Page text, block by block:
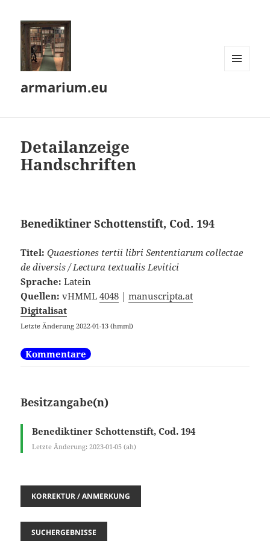
armarium.eu
Detailanzeige
Handschriften
Benediktiner Schottenstift, Cod. 194
Titel:Quaestiones tertii libri Sententiarum collectae
de diversis / Lectura textualis Levitici
Sprache:Latein
Quellen:vHMML4048 |manuscripta.at
Digitalisat
Letzte Änderung 2022-01-13 (hmml)
Kommentare
Besitzangabe(n)
Benediktiner Schottenstift, Cod. 194
Letzte Änderung: 2023-01-05 (ah)